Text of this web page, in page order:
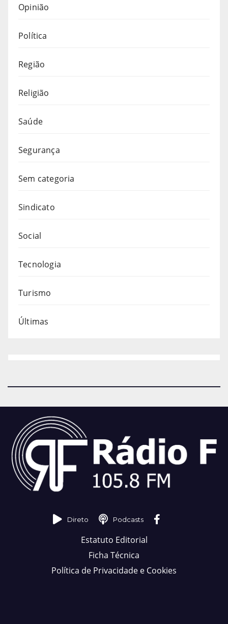
Opinião
Política
Região
Religião
Saúde
Segurança
Sem categoria
Sindicato
Social
Tecnologia
Turismo
Últimas
Direto Podcasts
Estatuto Editorial
Ficha Técnica
Política de Privacidade e Cookies